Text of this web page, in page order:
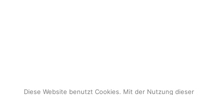
Diese Website benutzt Cookies. Mit der Nutzung dieser